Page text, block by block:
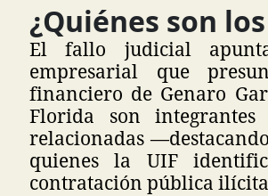
¿Quiénes son
El fallo judicial
empresarial que
financiero de Genaro
Florida son
relacionadas
quienes la UIF
contratación pública